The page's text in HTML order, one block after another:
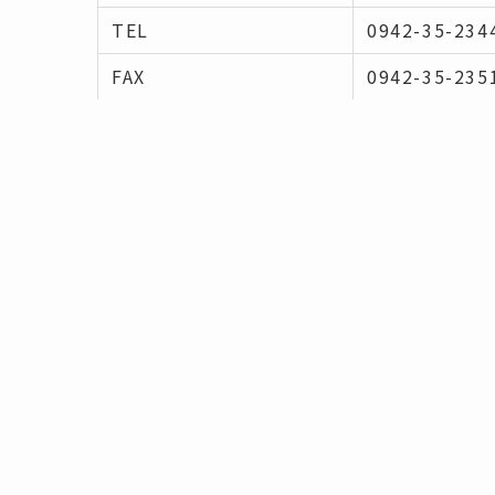
TEL
0942-35-
FAX
0942-35-